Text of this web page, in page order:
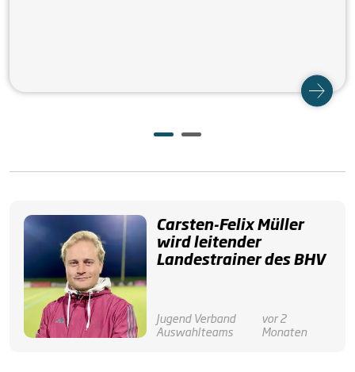
Carsten-Felix Müller
wird leitender
Landestrainer des BHV
Jugend Verband
Auswahlteams
vor 2
Monaten